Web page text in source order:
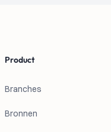
Product
Branches
Bronnen